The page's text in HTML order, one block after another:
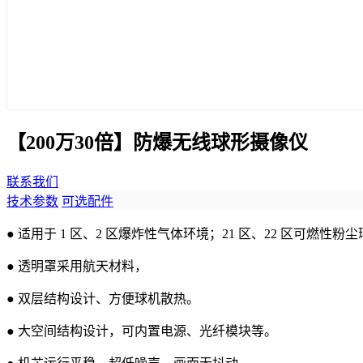
【200万30倍】防爆无线球形摄像仪
联系我们
技术参数 可选配件
● 适用于 1 区、2 区爆炸性气体环境；21 区、22 区可燃性粉尘
● 透明罩采用航天材料，
● 双层结构设计、方便球机散热。
● 大空间结构设计，可内置电源、光纤模块等。